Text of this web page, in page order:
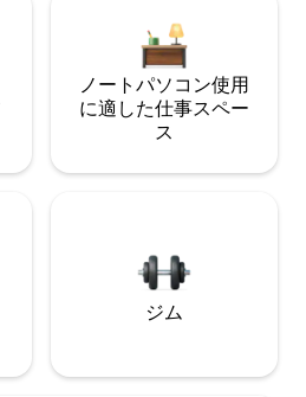
ノートパソコン使用
に適した仕事スペー
ス
ジム